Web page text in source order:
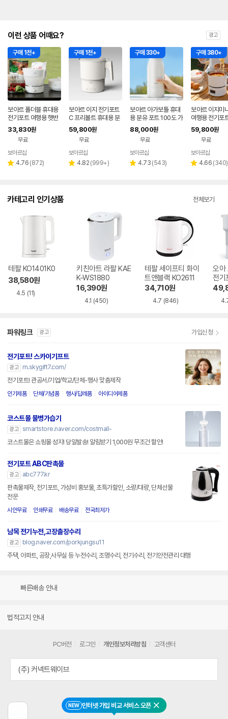
NEW 인터넷 가입 비교 서비스 오픈 닫기
이런 상품 어때요? 광고
구매 1천+
보아르 폴더블 휴대용
전기포트 여행용 햇반
접이식 커피 프리볼트
캠핑
33,830원
무료
페이
보아르샵
별 4.76 리
(872)
구매 1천+
보아르 이지 전기포트
C 프리볼트 휴대용 분
유포트 접이식 여행용
커피 햇반 SUS316
59,800원
무료
페이
보아르샵
별 4.82 리
(999+)
구매 330+
보아르 아가보틀 휴대
용 분유 포트 100도 가
열 무선 보온 SUS316
스텐 여행용
88,000원
무료
페이
보아르샵
별 4.73 리
(543)
구매 380+
보아르 이지미
여행용 전기포
식 휴대용 분유
선 커피주전자
59,800원
무료
페이
보아르샵
별 4.66 리
(340)
카테고리 인기상품 전체보기
테팔 KO1401K0
38,580원
4.5 (11)
키친아트 라팔 KAE
K-WS1880
16,390원
4.1 (450)
테팔 세이프티 화이
트앤블랙 KO2611
34,710원
4.7 (846)
오아
전기
파워링크 광고 가입신청
전기포트! 스카이기프트
광고
m.skygift7.com/
전기포트! 관공서/기업/학교/단체-행사 맞춤제작
인기제품 단체/기념품 행사/답례품 아이디어제품
코스트몰 물병가습기
광고 smartstore.naver.com/costmall-
코스트몰은 쇼핑몰 성지! 당일발송! 알림받기 1,000원 무조건 할인!
전기포트 ABC판촉물
광고
abc777.kr
판촉물제작, 전기포트, 가성비 홍보물, 초특가할인, 소량/대량, 단체선물
전문
시안무료 인쇄무료 배송무료 전국최저가
남목 전기누전,고장출장수리
광고
blog.naver.com/porkjungsu11
주택, 아파트, 공장,사무실 등 누전수리, 조명수리, 전기수리, 전기안전관리 대행
빠른배송 안내
법적고지 안내
PC버전 로그인 개인정보처리방침 고객센터
(주) 커넥트웨이브